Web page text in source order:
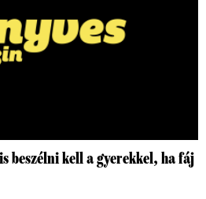
beszélni kell a gyerekkel, ha fáj